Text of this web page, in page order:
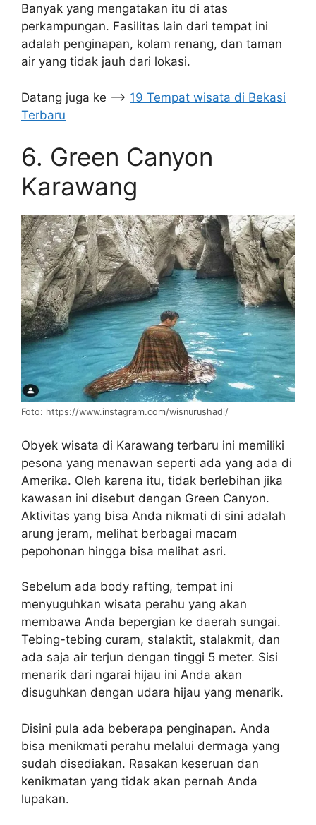
Banyak yang mengatakan itu di atas
perkampungan. Fasilitas lain dari tempat ini
adalah penginapan, kolam renang, dan taman
air yang tidak jauh dari lokasi.
Datang juga ke –> 19 Tempat wisata di Bekasi
Terbaru
6. Green Canyon
Karawang
Foto: https://www.instagram.com/wisnurushadi/
Obyek wisata di Karawang terbaru ini memiliki
pesona yang menawan seperti ada yang ada di
Amerika. Oleh karena itu, tidak berlebihan jika
kawasan ini disebut dengan Green Canyon.
Aktivitas yang bisa Anda nikmati di sini adalah
arung jeram, melihat berbagai macam
pepohonan hingga bisa melihat asri.
Sebelum ada body rafting, tempat ini
menyuguhkan wisata perahu yang akan
membawa Anda bepergian ke daerah sungai.
Tebing-tebing curam, stalaktit, stalakmit, dan
ada saja air terjun dengan tinggi 5 meter. Sisi
menarik dari ngarai hijau ini Anda akan
disuguhkan dengan udara hijau yang menarik.
Disini pula ada beberapa penginapan. Anda
bisa menikmati perahu melalui dermaga yang
sudah disediakan. Rasakan keseruan dan
kenikmatan yang tidak akan pernah Anda
lupakan.